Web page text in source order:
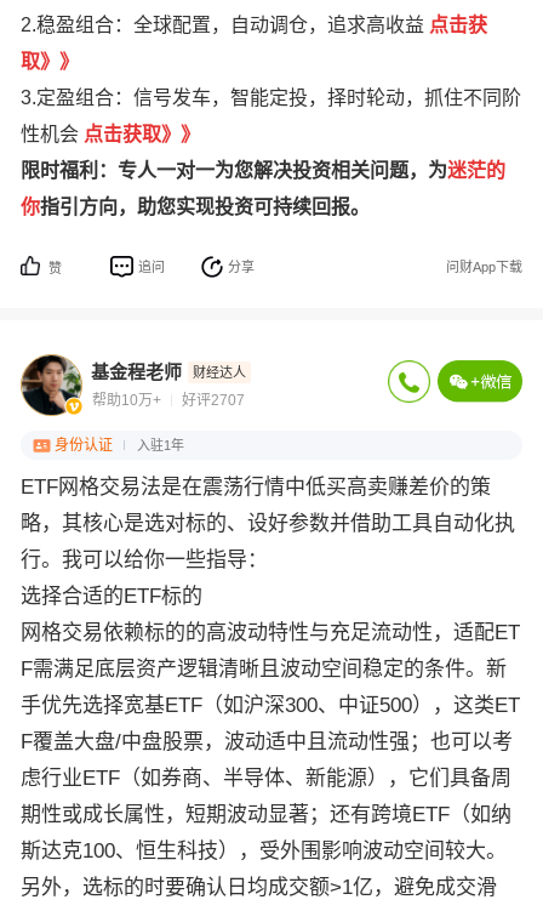
2.稳盈组合：全球配置，自动调仓，追求高收益 点击获
取》》
3.定盈组合：信号发车，智能定投，择时轮动，抓住不同阶
性机会 点击获取》》
限时福利：专人一对一为您解决投资相关问题，为迷茫的
你指引方向，助您实现投资可持续回报。
赞 追问 分享 问财App下载
基金程老师 财经达人
帮助10万+ 好评2707
身份认证 入驻1年
ETF网格交易法是在震荡行情中低买高卖赚差价的策
略，其核心是选对标的、设好参数并借助工具自动化执
行。我可以给你一些指导：
选择合适的ETF标的
网格交易依赖标的的高波动特性与充足流动性，适配ET
F需满足底层资产逻辑清晰且波动空间稳定的条件。新
手优先选择宽基ETF（如沪深300、中证500），这类ET
F覆盖大盘/中盘股票，波动适中且流动性强；也可以考
虑行业ETF（如券商、半导体、新能源），它们具备周
期性或成长属性，短期波动显著；还有跨境ETF（如纳
斯达克100、恒生科技），受外围影响波动空间较大。
另外，选标的时要确认日均成交额>1亿，避免成交滑